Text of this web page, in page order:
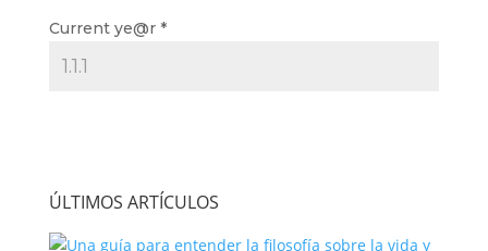
Current ye@r *
ÚLTIMOS ARTÍCULOS